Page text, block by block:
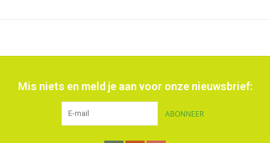
Mis niets en meld je aan voor onze nieuwsbrief:
ABONNEER